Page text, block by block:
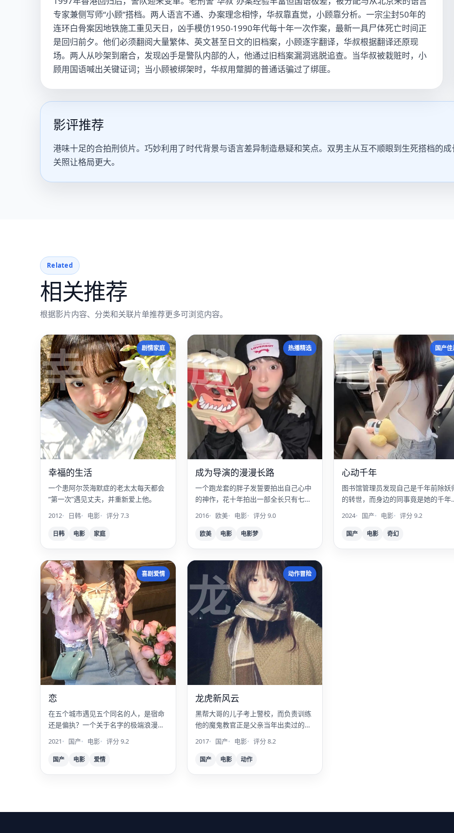
专家兼侧写师“小顾”搭档。两人语言不通、办案理念相悖，华叔靠直觉，小顾靠分析。一宗尘封50年的
连环白骨案因地铁施工重见天日，凶手模仿1950-1990年代每十年一次作案，最新一具尸体死亡时间正
是回归前夕。他们必须翻阅大量繁体、英文甚至日文的旧档案，小顾逐字翻译，华叔根据翻译还原现
场。两人从吵架到磨合，发现凶手是警队内部的人，他通过旧档案漏洞逃脱追查。当华叔被栽赃时，小
顾用国语喊出关键证词；当小顾被绑架时，华叔用蹩脚的普通话骗过了绑匪。
影评推荐
港味十足的合拍刑侦片。巧妙利用了时代背景与语言差异制造悬疑和笑点。双男主从互不顺眼到生死搭档的
关照让格局更大。
Related
相关推荐
根据影片内容、分类和关联片单推荐更多可浏览内容。
幸 剧情家庭
幸福的生活
一个患阿尔茨海默症的老太太每天都会
“第一次”遇见丈夫，并重新爱上他。
2012 日韩 电影 评分 7.3
日韩 电影 家庭
成 热播精选
成为导演的漫漫长路
一个跑龙套的胖子发誓要拍出自己心中
的神作，花十年拍出一部全长只有七分
钟的无声黑白片。
2016 欧美 电影 评分 9.0
欧美 电影 电影梦
心 国产佳
心动千年
图书馆管理员发现自己是千年前除妖
的转世，而身边的同事竟是她的千年
2024 国产 电影 评分 9.2
国产 电影 奇幻
恋 喜剧爱情
恋
在五个城市遇见五个同名的人，是宿命
还是偏执？一个关于名字的极端浪漫故
2021 国产 电影 评分 9.2
国产 电影 爱情
龙 动作冒险
龙虎新风云
黑帮大哥的儿子考上警校，而负责训练
他的魔鬼教官正是父亲当年出卖过的兄
2017 国产 电影 评分 8.2
国产 电影 动作